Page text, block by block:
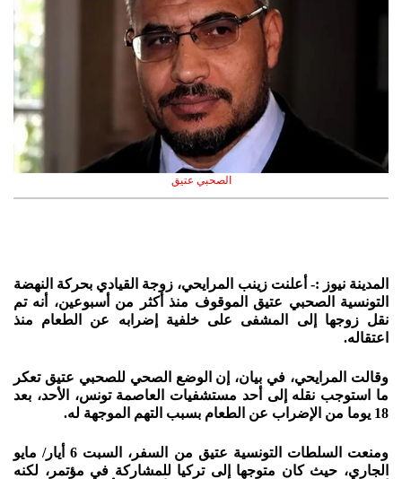
الصحبي عتيق
المدينة نيوز :- أعلنت زينب المرايحي، زوجة القيادي بحركة النهضة
التونسية الصحبي عتيق الموقوف منذ أكثر من أسبوعين، أنه تم
نقل زوجها إلى المشفى على خلفية إضرابه عن الطعام منذ
اعتقاله.
وقالت المرايحي، في بيان، إن الوضع الصحي للصحبي عتيق تعكر
ما استوجب نقله إلى أحد مستشفيات العاصمة تونس، الأحد، بعد
18 يوما من الإضراب عن الطعام بسبب التهم الموجهة له.
ومنعت السلطات التونسية عتيق من السفر، السبت 6 أيار/ مايو
الجاري، حيث كان متوجها إلى تركيا للمشاركة في مؤتمر، لكنه